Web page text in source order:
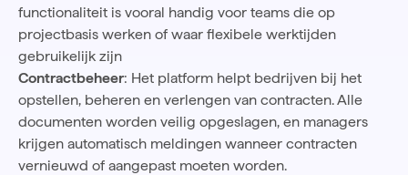
functionaliteit is vooral handig voor teams die op
projectbasis werken of waar flexibele werktijden
gebruikelijk zijn
Contractbeheer: Het platform helpt bedrijven bij het
opstellen, beheren en verlengen van contracten. Alle
documenten worden veilig opgeslagen, en managers
krijgen automatisch meldingen wanneer contracten
vernieuwd of aangepast moeten worden.